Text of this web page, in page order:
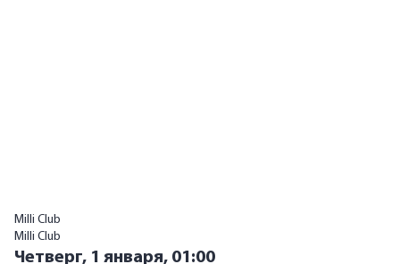
Milli Club
Milli Club
Четверг, 1 января, 01:00